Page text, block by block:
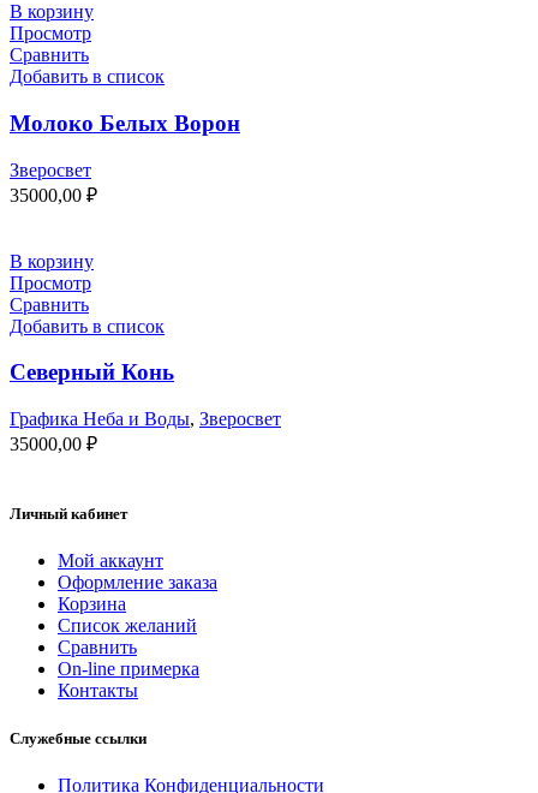
В корзину
Просмотр
Сравнить
Добавить в список
Молоко Белых Ворон
Зверосвет
35000,00 ₽
В корзину
Просмотр
Сравнить
Добавить в список
Северный Конь
Графика Неба и Воды, Зверосвет
35000,00 ₽
Личный кабинет
Мой аккаунт
Оформление заказа
Корзина
Список желаний
Сравнить
On-line примерка
Контакты
Служебные ссылки
Политика Конфиденциальности